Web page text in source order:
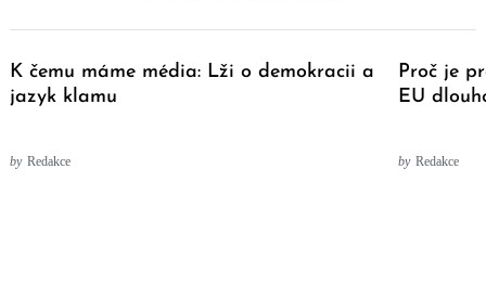
K čemu máme média: Lži o demokracii a
jazyk klamu
by Redakce
Proč je
EU
by Redakce